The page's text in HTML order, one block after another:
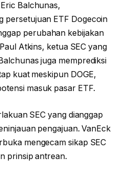
Balchunas,
persetujuan ETF Dogecoin
perubahan kebijakan
Atkins, ketua SEC yang
juga memprediksi
kuat meskipun DOGE,
masuk pasar ETF.
SEC yang dianggap
pengajuan. VanEck
mengecam sikap SEC
prinsip antrean.